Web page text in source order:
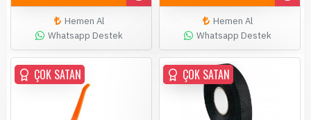
Hemen Al
Whatsapp Destek
Hemen Al
Whatsapp Destek
ÇOK SATAN ÇOK SATAN
ÇOK SATAN